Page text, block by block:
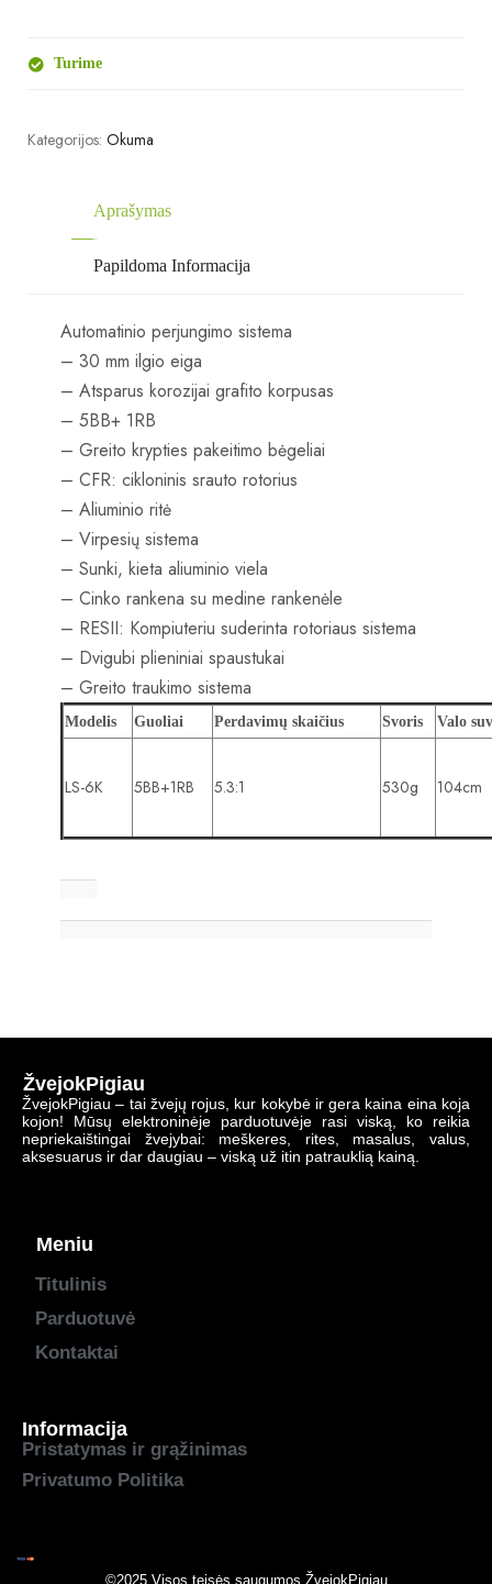
Turime
Kategorijos: Okuma
Aprašymas
Papildoma Informacija
Automatinio perjungimo sistema
– 30 mm ilgio eiga
– Atsparus korozijai grafito korpusas
– 5BB+ 1RB
– Greito krypties pakeitimo bėgeliai
– CFR: cikloninis srauto rotorius
– Aliuminio ritė
– Virpesių sistema
– Sunki, kieta aliuminio viela
– Cinko rankena su medine rankenėle
– RESII: Kompiuteriu suderinta rotoriaus sistema
– Dvigubi plieniniai spaustukai
– Greito traukimo sistema
Modelis Guoliai Perdavimų skaičius Svoris Valo
LS-6K 5BB+1RB 5.3:1 530g 104cm
ŽvejokPigiau
ŽvejokPigiau – tai žvejų rojus, kur kokybė ir gera kaina eina koja
kojon! Mūsų elektroninėje parduotuvėje rasi viską, ko reikia
nepriekaištingai žvejybai: meškeres, rites, masalus, valus,
aksesuarus ir dar daugiau – viską už itin patrauklią kainą.
Meniu
Titulinis
Parduotuvė
Kontaktai
Informacija
Pristatymas ir grąžinimas
Privatumo Politika
©2025 Visos teisės saugumos ŽvejokPigiau